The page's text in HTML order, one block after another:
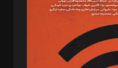
امان‌پور، سروش کرمیان،